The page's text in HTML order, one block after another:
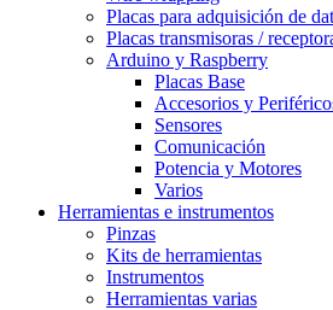
Placas para adquisición de
Placas transmisoras /
Arduino y Raspberry
Placas Base
Accesorios y
Sensores
Comunicación
Potencia y Motores
Varios
Herramientas e instrumentos
Pinzas
Kits de herramientas
Instrumentos
Herramientas varias